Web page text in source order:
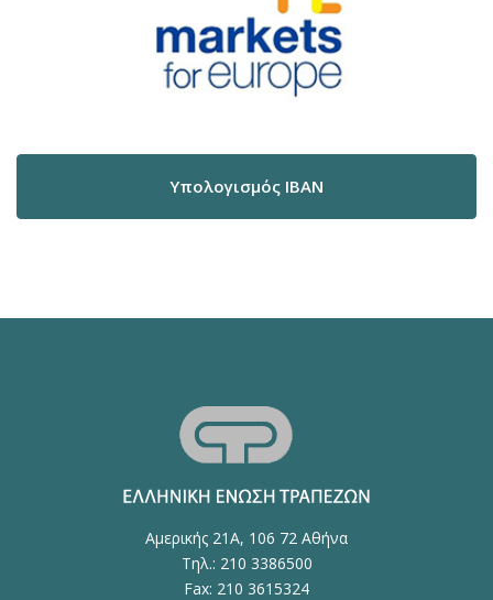
Υπολογισμός IBAN
Αμερικής 21Α, 106 72 Αθήνα
Τηλ.: 210 3386500
Fax: 210 3615324